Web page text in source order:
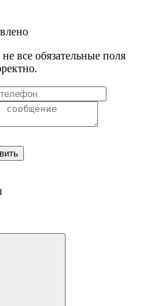
все обязательные поля